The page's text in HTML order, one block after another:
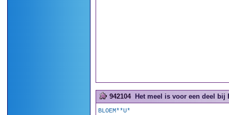
942104 Het meel is voor een deel bij
BLOEM**U*